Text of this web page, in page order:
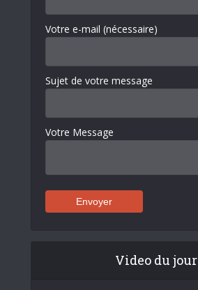
Votre e-mail (nécessaire)
Sujet de votre message
Votre Message
Video du jour